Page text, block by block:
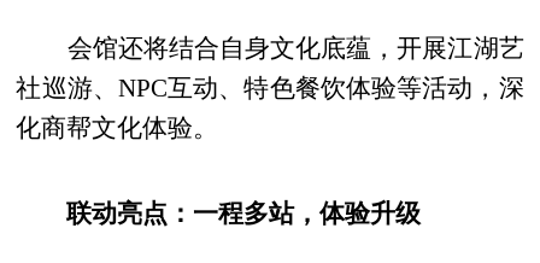
会馆还将结合自身文化底蕴，开展江湖艺
社巡游、NPC互动、特色餐饮体验等活动，深
化商帮文化体验。
联动亮点：一程多站，体验升级